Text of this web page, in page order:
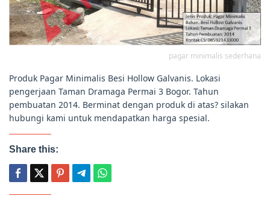
pagar minimalis sederhana
Produk Pagar Minimalis Besi Hollow Galvanis. Lokasi
pengerjaan Taman Dramaga Permai 3 Bogor. Tahun
pembuatan 2014. Berminat dengan produk di atas? silakan
hubungi kami untuk mendapatkan harga spesial.
Share this: